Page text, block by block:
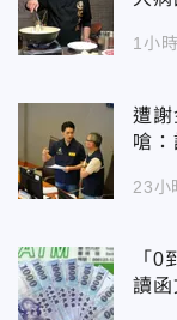
1小
遭謝
嗆
23小
「0
讀函